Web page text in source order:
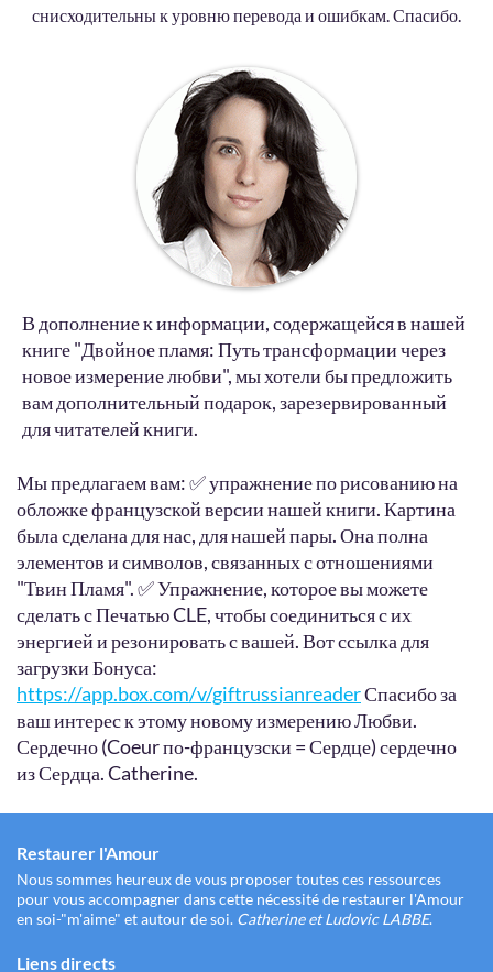
снисходительны к уровню перевода и ошибкам. Спасибо.
В дополнение к информации, содержащейся в нашей
книге "Двойное пламя: Путь трансформации через
новое измерение любви", мы хотели бы предложить
вам дополнительный подарок, зарезервированный
для читателей книги.
Мы предлагаем вам: ✅ упражнение по рисованию на
обложке французской версии нашей книги. Картина
была сделана для нас, для нашей пары. Она полна
элементов и символов, связанных с отношениями
"Твин Пламя". ✅ Упражнение, которое вы можете
сделать с Печатью CLE, чтобы соединиться с их
энергией и резонировать с вашей. Вот ссылка для
загрузки Бонуса:
https://app.box.com/v/giftrussianreaderСпасибо за
ваш интерес к этому новому измерению Любви.
Сердечно (Coeur по-французски = Сердце) сердечно
из Сердца. Catherine.
Restaurer l'Amour
Nous sommes heureux de vous proposer toutes ces ressources
pour vous accompagner dans cette nécessité de restaurer l'Amour
en soi-"m'aime" et autour de soi. Catherine et Ludovic LABBE.
Liens directs